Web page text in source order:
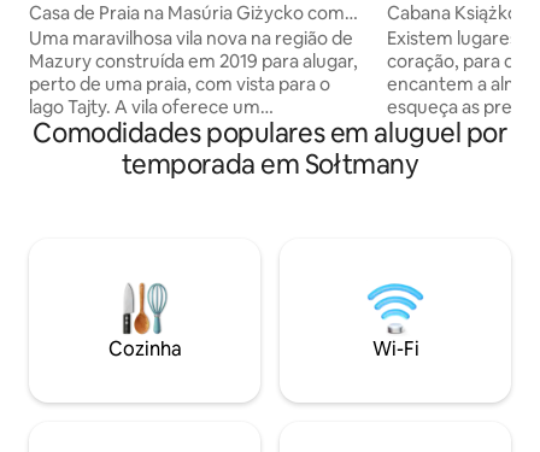
Casa de Praia na Masúria Giżycko com
jacuzzi e sauna
Uma maravilhosa vila nova na região de
Mazury construída em 2019 para alugar,
perto de uma praia, com vista para o
lago Tajty. A vila oferece um
relaxamento luxuoso e confortável.
Equipamentos modernos permitem
passar seu tempo livre de uma forma
móveis de pátio, redes e uma
churrasqueira. Lá fora, no jardim, você
pode encontrar jacuzzi e sauna abertos
o ano todo para uso exclusivo dos
Cabana Książko
Existem lugares
coração, para
encantem a
esqueça as
cotidiana e
quanta beleza
simplicidade.
natureza, cuida
Você encontrará
Foi criado a partir
camping, em
Comodidades populares em aluguel por
temporada em Sołtmany
Cozinha Wi-Fi